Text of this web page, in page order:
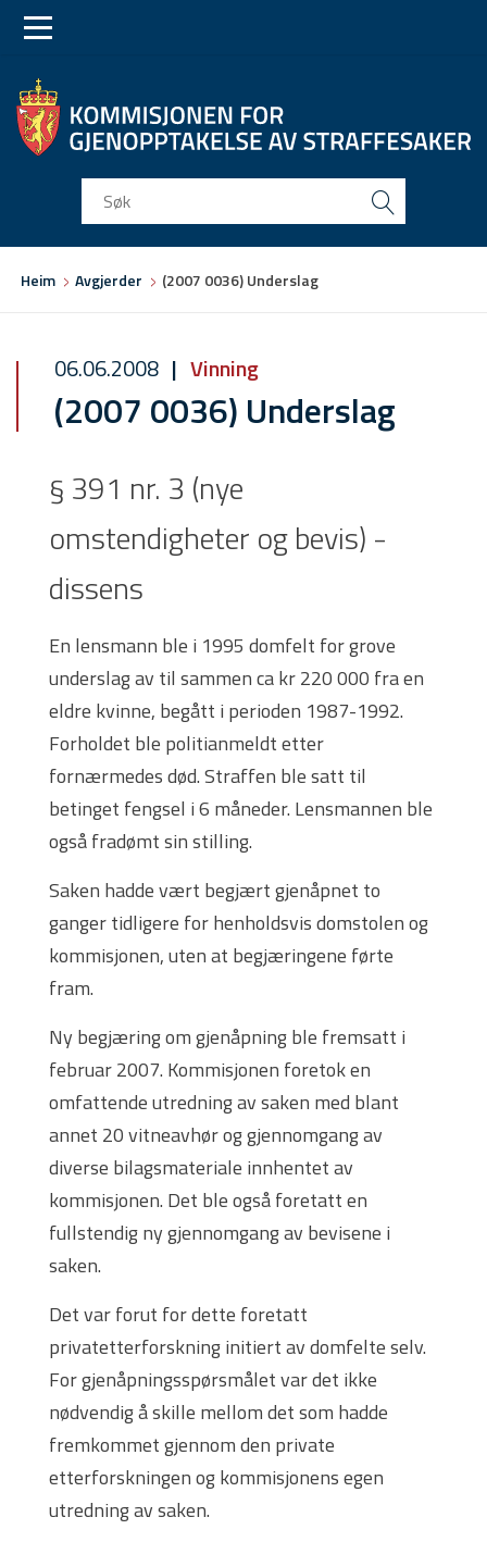
to
to
Heim Avgjerder (2007 0036) Underslag
06.06.2008 Vinning
(2007 0036) Underslag
§ 391 nr. 3 (nye
omstendigheter og bevis) -
dissens
En lensmann ble i 1995 domfelt for grove
underslag av til sammen ca kr 220 000 fra en
eldre kvinne, begått i perioden 1987-1992.
Forholdet ble politianmeldt etter
fornærmedes død. Straffen ble satt til
betinget fengsel i 6 måneder. Lensmannen ble
også fradømt sin stilling.
Saken hadde vært begjært gjenåpnet to
ganger tidligere for henholdsvis domstolen og
kommisjonen, uten at begjæringene førte
fram.
Ny begjæring om gjenåpning ble fremsatt i
februar 2007. Kommisjonen foretok en
omfattende utredning av saken med blant
annet 20 vitneavhør og gjennomgang av
diverse bilagsmateriale innhentet av
kommisjonen. Det ble også foretatt en
fullstendig ny gjennomgang av bevisene i
saken.
Det var forut for dette foretatt
privatetterforskning initiert av domfelte selv.
For gjenåpningsspørsmålet var det ikke
nødvendig å skille mellom det som hadde
fremkommet gjennom den private
etterforskningen og kommisjonens egen
utredning av saken.